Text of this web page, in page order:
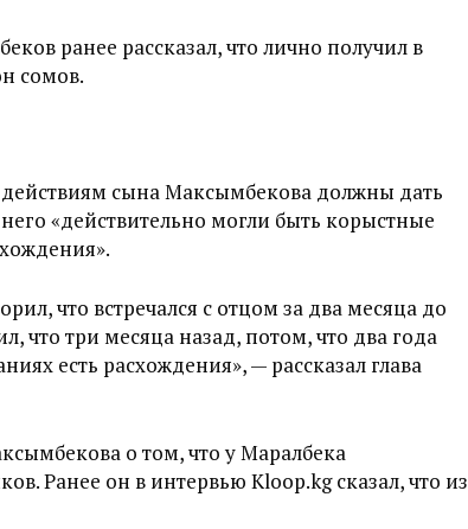
ранее рассказал, что лично получил в
сомов.
сына Максымбекова должны дать
«действительно могли быть корыстные
что встречался с отцом за два месяца до
что три месяца назад, потом, что два года
есть расхождения», — рассказал глава
о том, что у Маралбека
Ранее он в интервью Kloop.kg сказал, что из